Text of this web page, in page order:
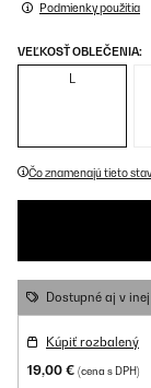
Podmienky použitia
VEĽKOSŤ OBLEČENIA:
L
Čo znamenajú tieto
Dostupné aj v
Kúpiť rozbalený
19,00 € (cena s DPH)